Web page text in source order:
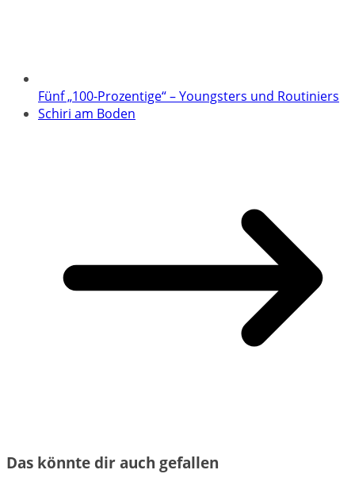
Fünf „100-Prozentige“ – Youngsters und Routiniers
Schiri am Boden
Das könnte dir auch gefallen